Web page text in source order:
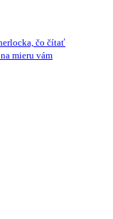
čo čítať
mieru vám